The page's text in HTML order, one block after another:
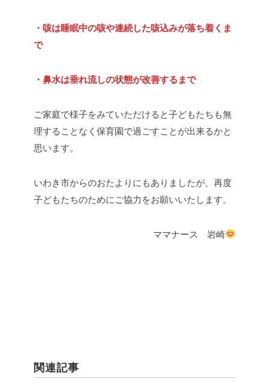
・咳は睡眠中の咳や連続した咳込みが落ち着くま
で
・鼻水は垂れ流しの状態が改善するまで
ご家庭で様子をみていただけると子どもたちも無
理することなく保育園で過ごすことが出来るかと
思います。
いわき市からのおたよりにもありましたが、再度
子どもたちのためにご協力をお願いいたします。
ママナース 岩崎
関連記事